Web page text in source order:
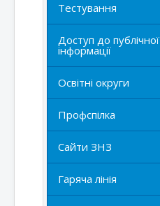
Тестування
Доступ до публічної
інформації
Освітні округи
Профспілка
Сайти ЗНЗ
Гаряча лінія